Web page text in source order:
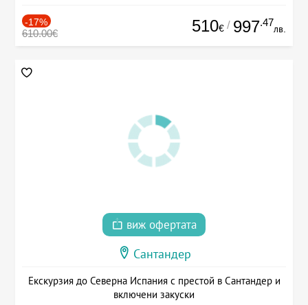
-17%
610.00€ 510€ / 997.47
лв.
виж офертата
Сантандер
Екскурзия до Северна Испания с престой в Сантандер и
включени закуски